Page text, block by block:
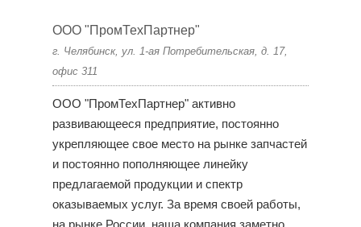
ООО "ПромТехПартнер"
г. Челябинск, ул. 1-ая Потребительская, д. 17,
офис 311
ООО "ПромТехПартнер" активно
развивающееся предприятие, постоянно
укрепляющее свое место на рынке запчастей
и постоянно пополняющее линейку
предлагаемой продукции и спектр
оказываемых услуг. За время своей работы,